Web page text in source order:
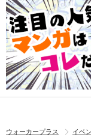
ウォーカープラス イベ